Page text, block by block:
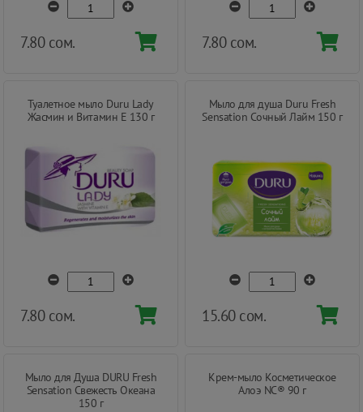
7.80 сом. 7.80 сом.
Туалетное мыло Duru Lady
Жасмин и Витамин E 130 г
7.80 сом.
Мыло для душа Duru Fresh
Sensation Сочный Лайм 150 г
15.60 сом.
Мыло для Душа DURU Fresh
Sensation Свежесть Океана
150 г
Крем-мыло Косметическое
Алоэ NC® 90 г